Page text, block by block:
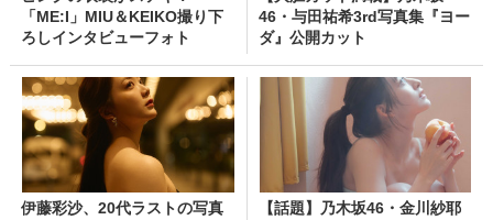
「ME:I」MIU＆KEIKO撮り下
ろしインタビューフォト
46・与田祐希3rd写真集『ヨー
ダ』公開カット
伊藤彩沙、20代ラストの写真
【話題】乃木坂46・金川紗耶